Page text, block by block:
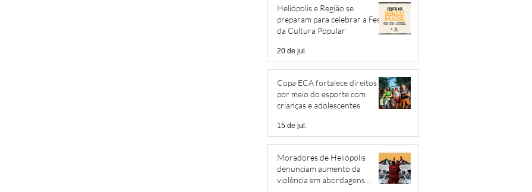
Heliópolis e Região se
preparam para celebrar a Festa
da Cultura Popular
20 de jul.
Copa ECA fortalece direitos
por meio do esporte com
crianças e adolescentes
15 de jul.
Moradores de Heliópolis
denunciam aumento da
violência em abordagens